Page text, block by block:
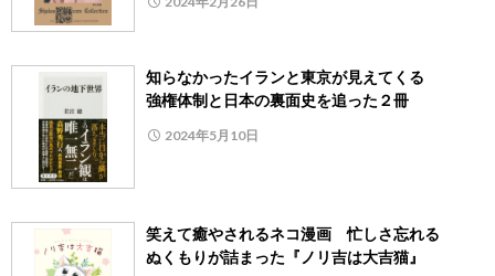
知らなかったイランと東京が見えてくる
強権体制と日本の裏面史を追った２冊
2024年5月10日
笑えて癒やされるネコ漫画 忙しさ忘れる
ぬくもりが詰まった『ノリ吉は大吉猫』